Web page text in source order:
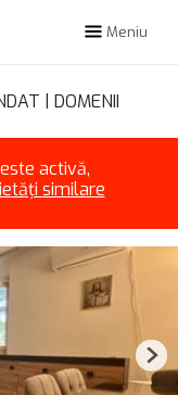
Meniu
| DOMENII
activă,
similare